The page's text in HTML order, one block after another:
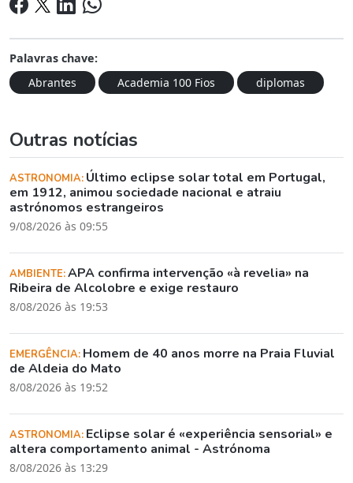
Palavras chave:
Abrantes
Academia 100 Fios diplomas
Outras notícias
ASTRONOMIA: Último eclipse solar total em Portugal,
em 1912, animou sociedade nacional e atraiu
astrónomos estrangeiros
9/08/2026 às 09:55
AMBIENTE:APA confirma intervenção «à revelia» na
Ribeira de Alcolobre e exige restauro
8/08/2026 às 19:53
EMERGÊNCIA: Homem de 40 anos morre na Praia Fluvial
de Aldeia do Mato
8/08/2026 às 19:52
ASTRONOMIA: Eclipse solar é «experiência sensorial» e
altera comportamento animal - Astrónoma
8/08/2026 às 13:29